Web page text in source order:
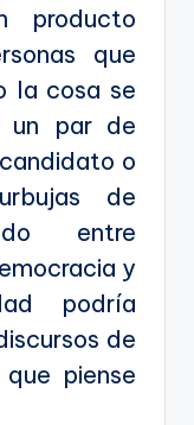
producto
que
la cosa se
un par de
o
de
entre
y
podría
de
piense